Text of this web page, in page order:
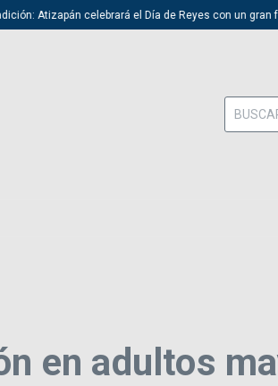
Atizapán celebrará el Día de Reyes con un gran
Buscar:
en adultos